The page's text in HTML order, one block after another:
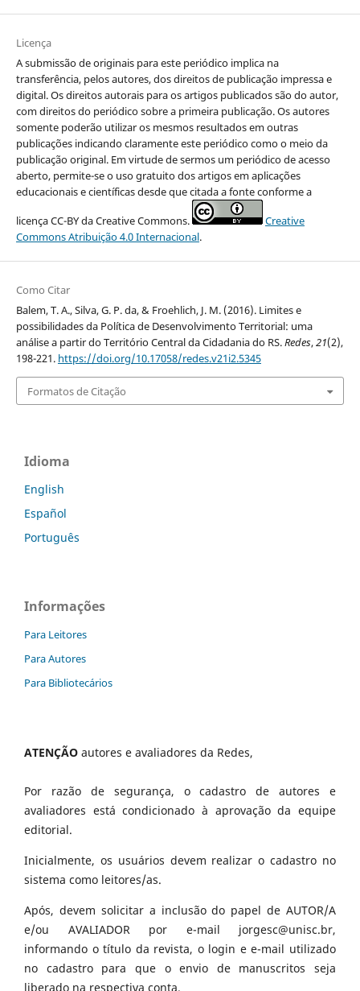
Licença
A submissão de originais para este periódico implica na
transferência, pelos autores, dos direitos de publicação impressa e
digital. Os direitos autorais para os artigos publicados são do autor,
com direitos do periódico sobre a primeira publicação. Os autores
somente poderão utilizar os mesmos resultados em outras
publicações indicando claramente este periódico como o meio da
publicação original. Em virtude de sermos um periódico de acesso
aberto, permite-se o uso gratuito dos artigos em aplicações
educacionais e científicas desde que citada a fonte conforme a
licença CC-BY da Creative Commons.
Creative
Commons Atribuição 4.0 Internacional.
Como Citar
Balem, T. A., Silva, G. P. da, & Froehlich, J. M. (2016). Limites e
possibilidades da Política de Desenvolvimento Territorial: uma
análise a partir do Território Central da Cidadania do RS.Redes,21(2),
198-221. https://doi.org/10.17058/redes.v21i2.5345
Formatos de Citação
Idioma
English
Español
Português
Informações
Para Leitores
Para Autores
Para Bibliotecários
ATENÇÃO autores e avaliadores da Redes,
Por razão de segurança, o cadastro de autores e
avaliadores está condicionado à aprovação da equipe
editorial.
Inicialmente, os usuários devem realizar o cadastro no
sistema como leitores/as.
Após, devem solicitar a inclusão do papel de AUTOR/A
e/ou AVALIADOR por e-mail jorgesc@unisc.br,
informando o título da revista, o login e e-mail utilizado
no cadastro para que o envio de manuscritos seja
liberado na respectiva conta.